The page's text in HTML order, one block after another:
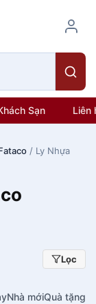
Sạn Liên
/ Ly Nhựa
Lọc
Nhà mớiQuà tặng